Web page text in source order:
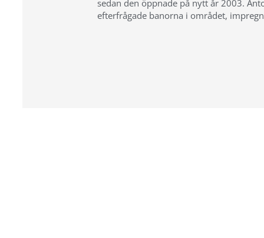
sedan den öppnade på nytt år 2003.
efterfrågade banorna i området,